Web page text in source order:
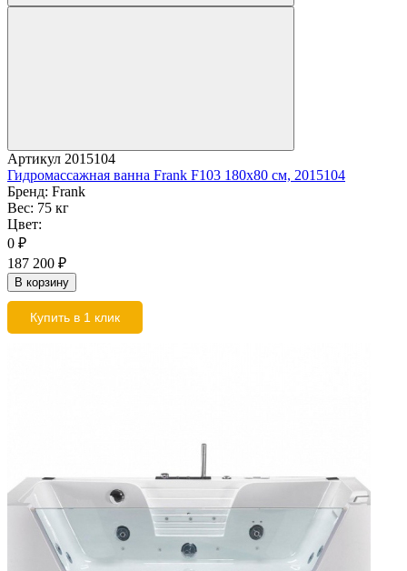
Артикул 2015104
Гидромассажная ванна Frank F103 180x80 см, 2015104
Бренд: Frank
Вес: 75 кг
Цвет:
0 ₽
187 200 ₽
В корзину
Купить в 1 клик